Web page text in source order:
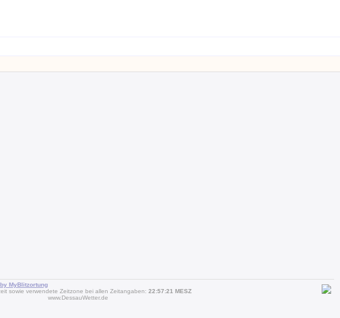
MyBlitzortung
sowie verwendete Zeitzone bei allen Zeitangaben: 22:57:21 MESZ
www.DessauWetter.de